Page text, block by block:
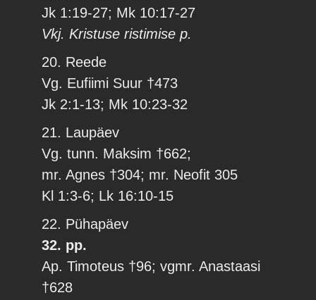
Jk 1:19-27; Mk 10:17-27
Vkj. Kristuse ristimise p.
20. Reede
Vg. Eufiimi Suur †473
Jk 2:1-13; Mk 10:23-32
21. Laupäev
Vg. tunn. Maksim †662;
mr. Agnes †304; mr. Neofit 305
Kl 1:3-6; Lk 16:10-15
22. Pühapäev
32. pp.
Ap. Timoteus †96; vgmr. Anastaasi
†628